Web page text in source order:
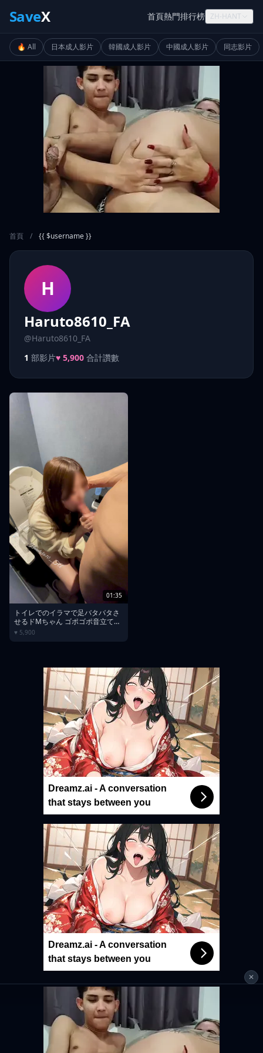
SaveX 首頁熱門排行榜 ZH-HANT
🔥 All 日本成人影片 韓國成人影片 中國成人影片 同志影片
首頁 / {{ $username }}
H
Haruto8610_FA
@Haruto8610_FA
1 部影片♥ 5,900 合計讚數
01:35
トイレでのイラマで足バタバタさ
せるドMちゃん ゴポゴポ音立て
な...
♥ 5,900
Dreamz.ai - A conversation
that stays between you
Dreamz.ai - A conversation
that stays between you
✕
本工具僅供個人使用，請遵守著作權及各平台服務條款。
DMCA
隱私權政策服務條款 18 U.S.C. 2257